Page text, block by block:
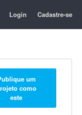
Login Cadastre-se
um
como
este